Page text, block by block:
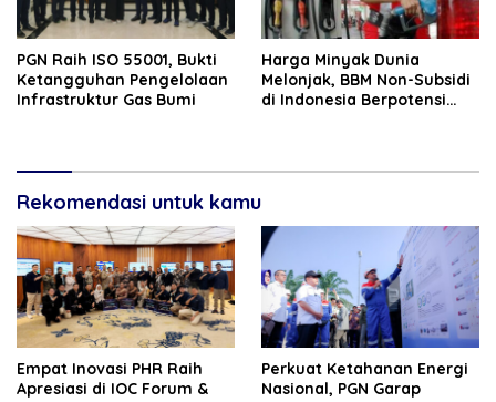
PGN Raih ISO 55001, Bukti
Ketangguhan Pengelolaan
Infrastruktur Gas Bumi
Harga Minyak Dunia
Melonjak, BBM Non-Subsidi
di Indonesia Berpotensi
Rekomendasi untuk kamu
‎Empat Inovasi PHR Raih
Apresiasi di IOC Forum &
Perkuat Ketahanan Energi
Nasional, PGN Garap